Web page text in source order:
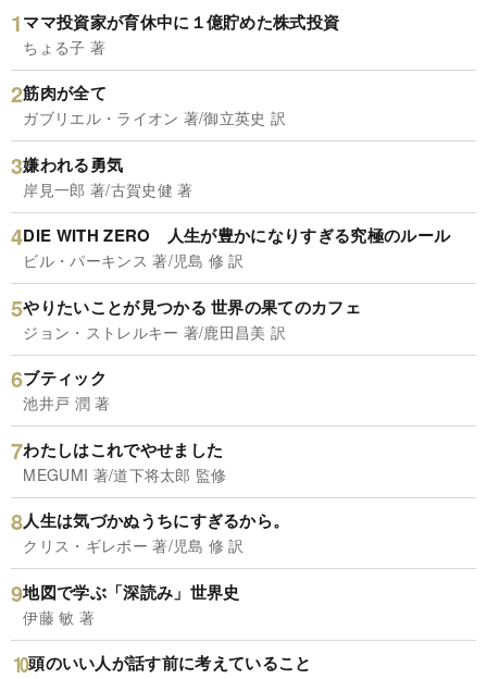
ママ投資家が育休中に１億貯めた株式投資
ちょる子 著
筋肉が全て
ガブリエル・ライオン 著/御立英史 訳
嫌われる勇気
岸見一郎 著/古賀史健 著
DIE WITH ZERO 人生が豊かになりすぎる究極のルール
ビル・パーキンス 著/児島 修 訳
やりたいことが見つかる 世界の果てのカフェ
ジョン・ストレルキー 著/鹿田昌美 訳
ブティック
池井戸 潤 著
わたしはこれでやせました
MEGUMI 著/道下将太郎 監修
人生は気づかぬうちにすぎるから。
クリス・ギレボー 著/児島 修 訳
地図で学ぶ「深読み」世界史
伊藤 敏 著
頭のいい人が話す前に考えていること